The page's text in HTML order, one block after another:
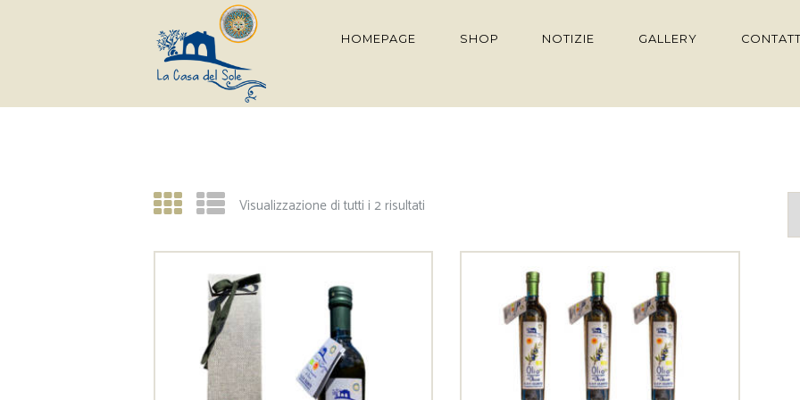
HOMEPAGE SHOP NOTIZIE GALLERY
Visualizzazione di tutti i 2 risultati